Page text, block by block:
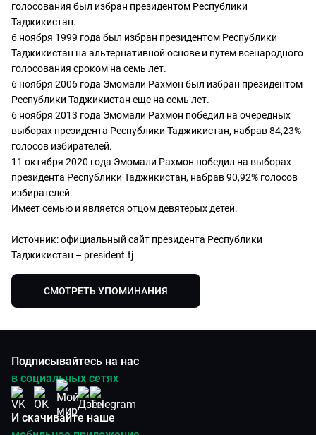
голосования был избран президентом Республики
Таджикистан.
6 ноября 1999 года был избран президентом Республики
Таджикистан на альтернативной основе и путем всенародного
голосования сроком на семь лет.
6 ноября 2006 года Эмомали Рахмон был избран президентом
Республики Таджикистан еще на семь лет.
6 ноября 2013 года Эмомали Рахмон победил на очередных
выборах президента Республики Таджикистан, набрав 84,23%
голосов избирателей.
11 октября 2020 года Эмомали Рахмон победил на выборах
президента Республики Таджикистан, набрав 90,92% голосов
избирателей.
Имеет семью и является отцом девятерых детей.
Источник: официальный сайт президента Республики
Таджикистан – president.tj
СМОТРЕТЬ УПОМИНАНИЯ
Подписывайтесь на нас
в социальных сетях
И скачивайте наше